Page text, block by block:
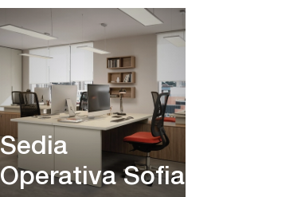
Sedia
Operativa Sofia